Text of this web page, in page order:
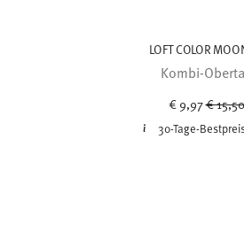
LOFT COLOR
Kombi-
€ 9,97 Price
€ 15,50
30-Tage-